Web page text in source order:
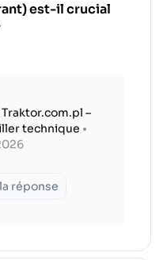
est-il crucial
–
technique •
réponse